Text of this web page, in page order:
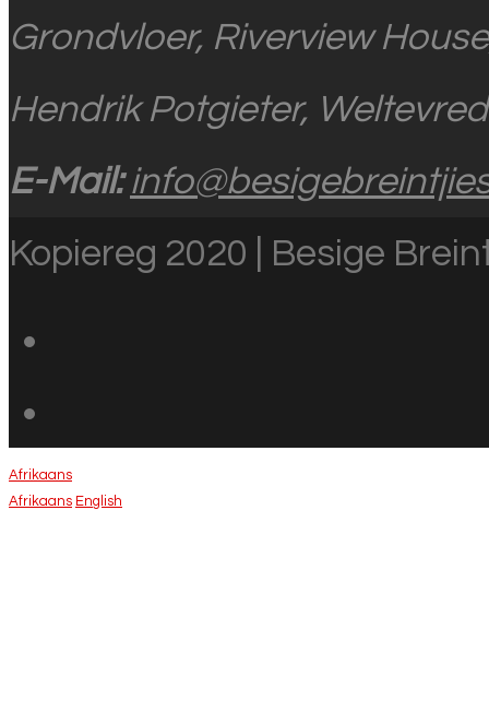
Grondvloer, Riverview
Hendrik Potgieter,
E-Mail:
Kopiereg 2020 | Besige
Afrikaans
Afrikaans English